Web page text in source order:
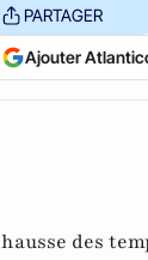
PARTAGER
Ajouter
hausse des